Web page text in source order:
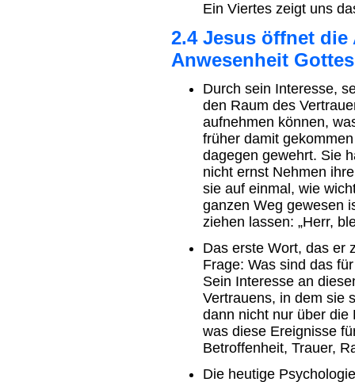
Ein Viertes zeigt uns
2.4 Jesus öffnet
Anwesenheit
Durch sein Interesse,
den Raum des
aufnehmen können,
früher damit
dagegen gewehrt. Sie
nicht ernst Nehmen
sie auf einmal, wie
ganzen Weg gewesen
ziehen lassen: „Herr,
Das erste Wort, das er
Frage: Was sind das
Sein Interesse an
Vertrauens, in dem sie
dann nicht nur über die
was diese Ereignisse
Betroffenheit, Trauer,
Die heutige